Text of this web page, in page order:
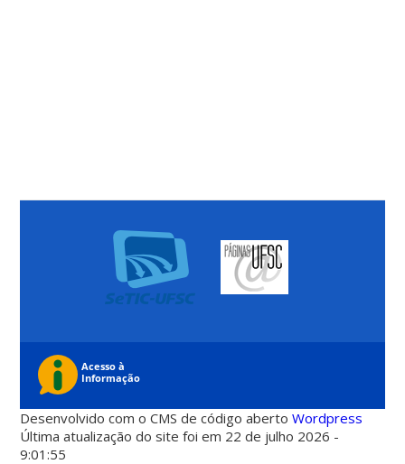
Desenvolvido com o CMS de código abertoWordpress
Última atualização do site foi em 22 de julho 2026 -
9:01:55